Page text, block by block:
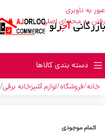
عبور به ناوبری
رفتن به محتوای اصلی
دسته بندی کالاها
خانه فروشگاه لوازم آشپزخانه برقی
اتمام موجودی